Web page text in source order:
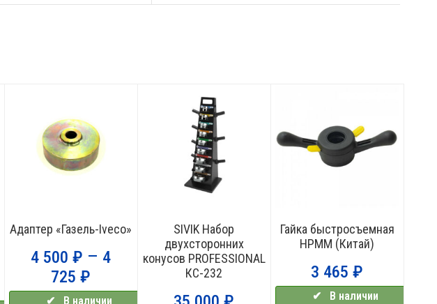
Адаптер «Газель-Iveco»
4 500₽ – 4
725₽
✔⠀В наличии
SIVIK Набор
двухсторонних
конусов PROFESSIONAL
КС-232
Гайка быстросъемная
HPMM (Китай)
3 465₽
✔⠀В наличии